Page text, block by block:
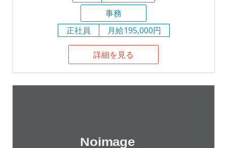
事務
正社員
月給195,000円
詳細を見る